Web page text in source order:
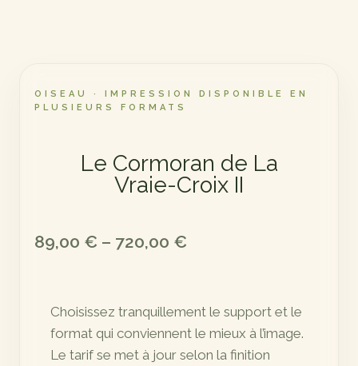
OISEAU · IMPRESSION DISPONIBLE EN
PLUSIEURS FORMATS
Le Cormoran de La
Vraie-Croix II
89,00 € – 720,00 €
Plage
89,00 €
Choisissez tranquillement le support et le
format qui conviennent le mieux à l’image.
Le tarif se met à jour selon la finition